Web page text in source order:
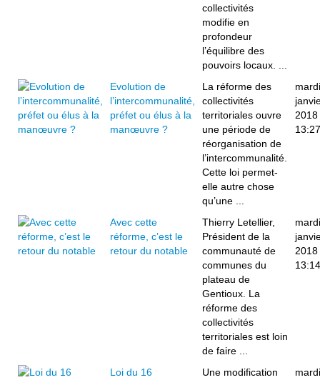
collectivités
modifie en
profondeur
l’équilibre des
pouvoirs locaux. ...
Evolution de
l’intercommunalité,
préfet ou élus à la
manœuvre ?
La réforme des
collectivités
territoriales ouvre
une période de
réorganisation de
l’intercommunalité.
Cette loi permet-
elle autre chose
qu’une ...
2018
13:27
Avec cette
réforme, c’est le
retour du notable
Thierry Letellier,
Président de la
communauté de
communes du
plateau de
Gentioux. La
réforme des
collectivités
territoriales est loin
de faire ...
2018
13:14
Loi du 16
Une modification